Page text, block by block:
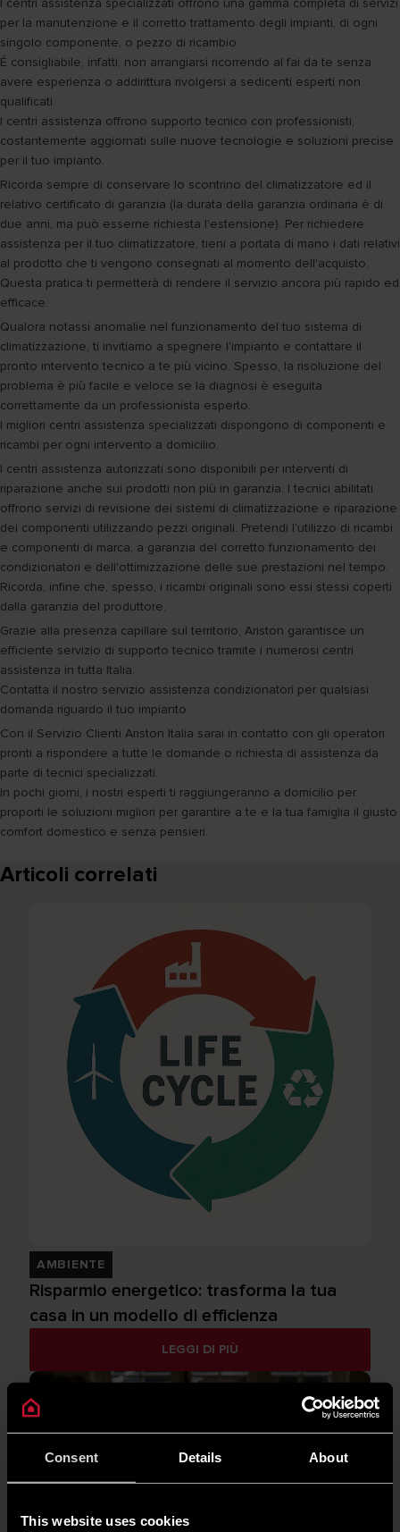
Consent Details About
This website uses cookies
per la manutenzione e il corretto trattamento degli impianti, di ogni
singolo componente, o pezzo di ricambio.
É consigliabile, infatti, non arrangiarsi ricorrendo al fai da te senza
avere esperienza o addirittura rivolgersi a sedicenti esperti non
qualificati.
I centri assistenza offrono supporto tecnico con professionisti,
costantemente aggiornati sulle nuove tecnologie e soluzioni precise
per il tuo impianto.
Ricorda sempre di conservare lo scontrino del climatizzatore ed il
relativo certificato di garanzia (la durata della garanzia ordinaria è di
due anni, ma può esserne richiesta l'estensione). Per richiedere
assistenza per il tuo climatizzatore, tieni a portata di mano i dati relativi
al prodotto che ti vengono consegnati al momento dell'acquisto.
Questa pratica ti permetterà di rendere il servizio ancora più rapido ed
efficace.
Qualora notassi anomalie nel funzionamento del tuo sistema di
climatizzazione, ti invitiamo a spegnere l'impianto e contattare il
pronto intervento tecnico a te più vicino. Spesso, la risoluzione del
problema è più facile e veloce se la diagnosi è eseguita
correttamente da un professionista esperto.
I migliori centri assistenza specializzati dispongono di componenti e
ricambi per ogni intervento a domicilio.
I centri assistenza autorizzati sono disponibili per interventi di
riparazione anche sui prodotti non più in garanzia. I tecnici abilitati
offrono servizi di revisione dei sistemi di climatizzazione e riparazione
dei componenti utilizzando pezzi originali. Pretendi l'utilizzo di ricambi
e componenti di marca, a garanzia del corretto funzionamento dei
condizionatori e dell'ottimizzazione delle sue prestazioni nel tempo.
Ricorda, infine che, spesso, i ricambi originali sono essi stessi coperti
dalla garanzia del produttore.
Grazie alla presenza capillare sul territorio, Ariston garantisce un
efficiente servizio di supporto tecnico tramite i numerosi centri
assistenza in tutta Italia.
Contatta il nostro servizio assistenza condizionatori per qualsiasi
domanda riguardo il tuo impianto.
Con il Servizio Clienti Ariston Italia sarai in contatto con gli operatori
pronti a rispondere a tutte le domande o richiesta di assistenza da
parte di tecnici specializzati.
In pochi giorni, i nostri esperti ti raggiungeranno a domicilio per
proporti le soluzioni migliori per garantire a te e la tua famiglia il giusto
comfort domestico e senza pensieri.
Articoli correlati
AMBIENTE
Risparmio energetico: trasforma la tua
casa in un modello di efficienza
LEGGI DI PIÙ